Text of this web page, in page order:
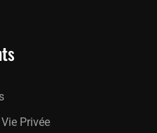
Privée